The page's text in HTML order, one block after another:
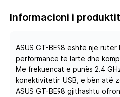
Informacioni i produktit
ASUS GT-BE98 është një
performancë të lartë dhe
Me frekuencat e punës 2.4
konektivitetin USB, e bën atë
ASUS GT-BE98 gjithashtu